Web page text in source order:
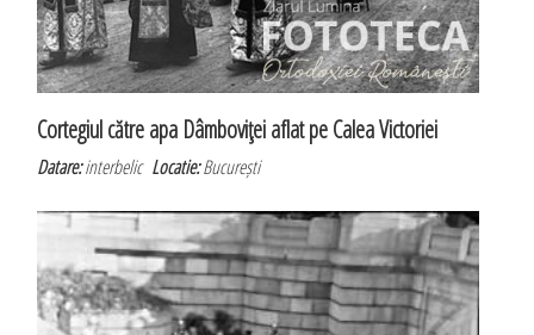
Cortegiul către apa Dâmboviţei aflat pe Calea Victoriei
Datare:interbelicLocatie:București